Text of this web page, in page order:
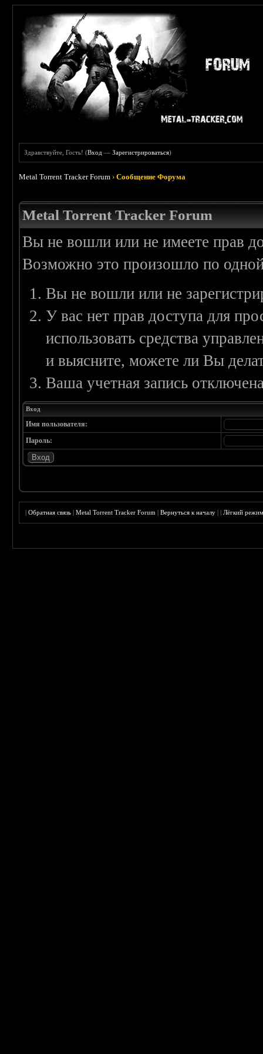
Здравствуйте, Гость! (Вход —Зарегистрироваться)
Metal Torrent Tracker Forum ›Сообщение Форума
Metal Torrent Tracker Forum
Вы не вошли или не имеете прав
Возможно это произошло по
Вы не вошли или не
У вас нет прав доступа для
использовать средства
и выясните, можете ли Вы
Ваша учетная запись
Вход
Имя пользователя:
Пароль:
|Обратная связь |Metal Torrent Tracker Forum |Вернуться к началу ||Лёгкий